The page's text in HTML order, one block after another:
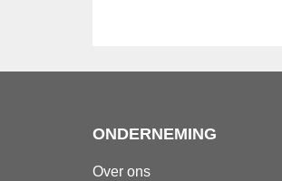
ONDERNEMING
Over ons